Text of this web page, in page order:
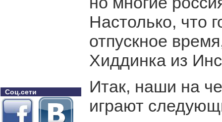
Соц.сети
Настолько, что
отпускное
Хиддинка из
Итак, наши на
играют